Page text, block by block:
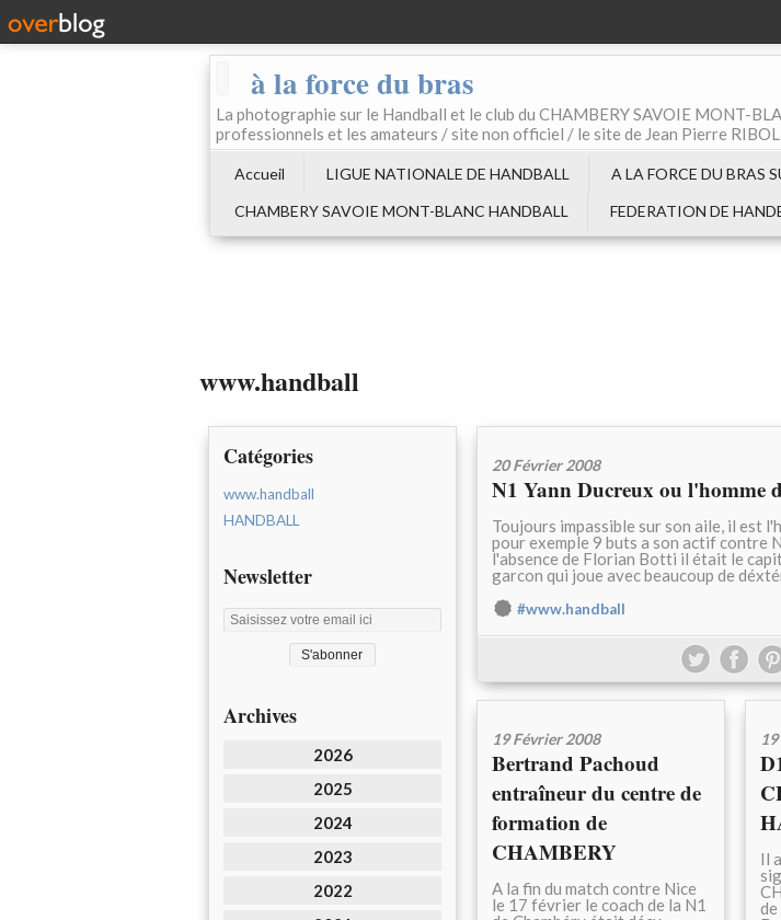
à la force du bras
La photographie sur le Handball et le club du CHAMBERY SAVOIE MONT-
professionnels et les amateurs / site non officiel / le site de Jean Pierre
Accueil LIGUE NATIONALE DE HANDBALL
A LA FORCE DU BRAS
CHAMBERY SAVOIE MONT-BLANC HANDBALL
FEDERATION DE
www.handball
Catégories
www.handball
HANDBALL
Newsletter
Archives
2026
2025
2024
2023
2022
20 Février 2008
N1 Yann Ducreux ou l'homme
Toujours impassible sur son aile, il est
pour exemple 9 buts a son actif contre
l'absence de Florian Botti il était le
garcon qui joue avec beaucoup de
#www.handball
19 Février 2008
Bertrand Pachoud
entraîneur du centre de
formation de
CHAMBERY
A la fin du match contre Nice
le 17 février le coach de la N1
Il